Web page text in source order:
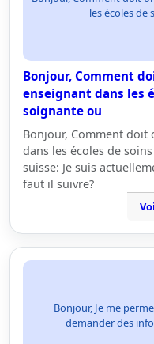
les écoles de
Bonjour, Comment
enseignant dans les
soignante ou
Bonjour, Comment
dans les écoles de
suisse: Je suis
faut il suivre?
Bonjour, Je me
demander des